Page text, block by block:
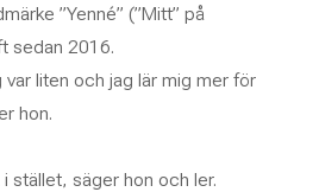
”Yenné” (”Mitt” på
sedan 2016.
liten och jag lär mig mer för
hon.
stället, säger hon och ler.